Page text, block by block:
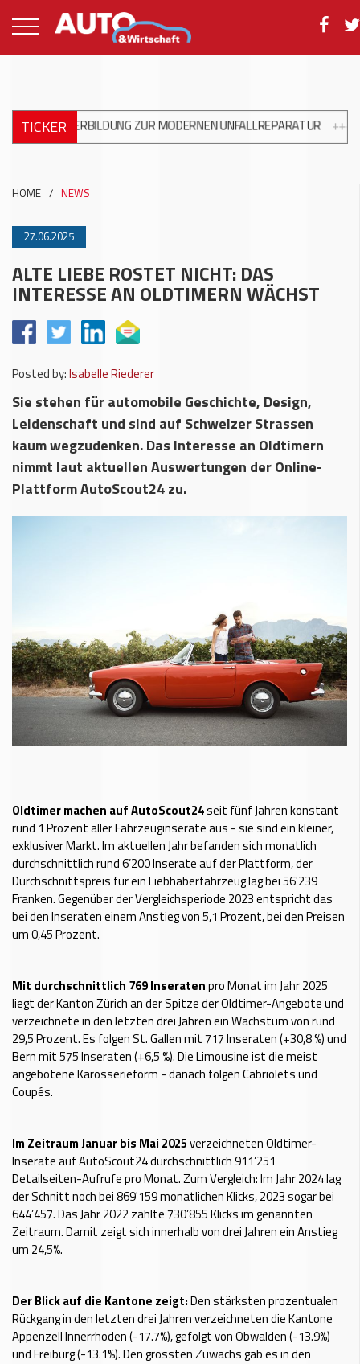
TICKER ZUR MODERNEN UNFALLREPARATUR +++ DKV
HOME / NEWS
27.06.2025
ALTE LIEBE ROSTET NICHT: DAS
INTERESSE AN OLDTIMERN WÄCHST
Posted by:Isabelle Riederer
Sie stehen für automobile Geschichte, Design,
Leidenschaft und sind auf Schweizer Strassen
kaum wegzudenken. Das Interesse an Oldtimern
nimmt laut aktuellen Auswertungen der Online-
Plattform AutoScout24 zu.
Oldtimer machen auf AutoScout24seit fünf Jahren konstant
rund 1 Prozent aller Fahrzeuginserate aus - sie sind ein kleiner,
exklusiver Markt. Im aktuellen Jahr befanden sich monatlich
durchschnittlich rund 6’200 Inserate auf der Plattform, der
Durchschnittspreis für ein Liebhaberfahrzeug lag bei 56'239
Franken. Gegenüber der Vergleichsperiode 2023 entspricht das
bei den Inseraten einem Anstieg von 5,1 Prozent, bei den Preisen
um 0,45 Prozent.
Mit durchschnittlich 769 Inseratenpro Monat im Jahr 2025
liegt der Kanton Zürich an der Spitze der Oldtimer-Angebote und
verzeichnete in den letzten drei Jahren ein Wachstum von rund
29,5 Prozent. Es folgen St. Gallen mit 717 Inseraten (+30,8 %) und
Bern mit 575 Inseraten (+6,5 %). Die Limousine ist die meist
angebotene Karosserieform - danach folgen Cabriolets und
Coupés.
Im Zeitraum Januar bis Mai 2025verzeichneten Oldtimer-
Inserate auf AutoScout24 durchschnittlich 911’251
Detailseiten-Aufrufe pro Monat. Zum Vergleich: Im Jahr 2024 lag
der Schnitt noch bei 869'159 monatlichen Klicks, 2023 sogar bei
644’457. Das Jahr 2022 zählte 730’855 Klicks im genannten
Zeitraum. Damit zeigt sich innerhalb von drei Jahren ein Anstieg
um 24,5%.
Der Blick auf die Kantone zeigt:Den stärksten prozentualen
Rückgang in den letzten drei Jahren verzeichneten die Kantone
Appenzell Innerrhoden (-17.7%), gefolgt von Obwalden (-13.9%)
und Freiburg (-13.1%). Den grössten Zuwachs gab es in den